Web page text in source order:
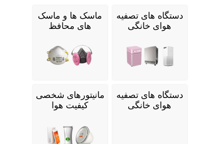
دستگاه های تصفیه
هوای خانگی
ماسک ها و ماسک
های محافظ
دستگاه های تصفیه
هوای خانگی
مانیتورهای شخصی
کیفیت هوا